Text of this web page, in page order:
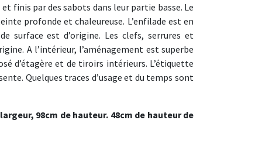
finis par des sabots dans leur partie basse. Le
profonde et chaleureuse. L’enfilade est en
surface est d’origine. Les clefs, serrures et
A l’intérieur, l’aménagement est superbe
d’étagère et de tiroirs intérieurs. L’étiquette
Quelques traces d’usage et du temps sont
98cm de hauteur. 48cm de hauteur de